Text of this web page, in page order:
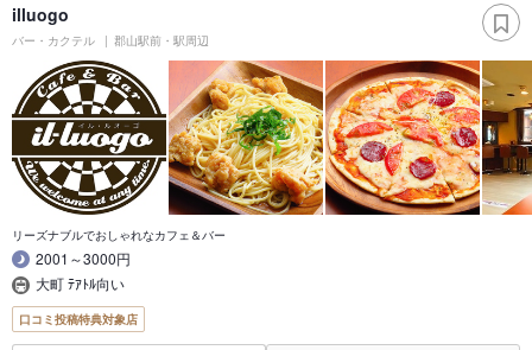
illuogo
バー・カクテル 郡山駅前・駅周辺
リーズナブルでおしゃれなカフェ＆バー
2001～3000円
大町 ﾃｱﾄﾙ向い
口コミ投稿特典対象店